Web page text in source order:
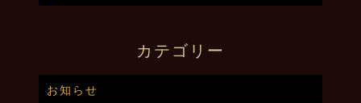
カテゴリー
お知らせ